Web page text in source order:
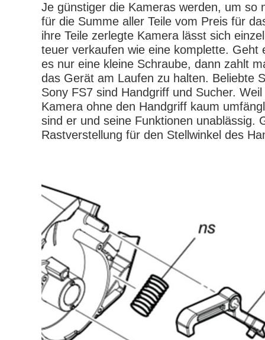
Je günstiger die Kameras werden, um so
für die Summe aller Teile vom Preis für
ihre Teile zerlegte Kamera lässt sich
teuer verkaufen wie eine komplette. Geht
es nur eine kleine Schraube, dann zahlt
das Gerät am Laufen zu halten. Beliebte
Sony FS7 sind Handgriff und Sucher.
Kamera ohne den Handgriff kaum
sind er und seine Funktionen unablässig.
Rastverstellung für den Stellwinkel des